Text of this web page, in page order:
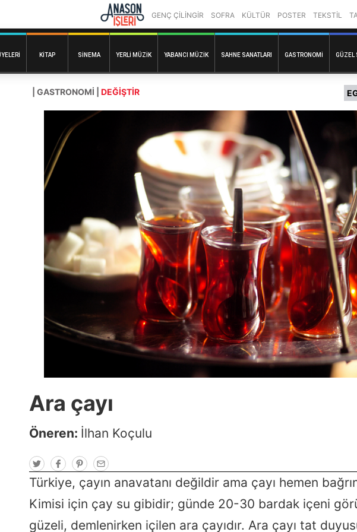
GENÇ ÇİLİNGİR SOFRA KÜLTÜR POSTER TEKSTİL
KITAP SINEMA YERLI MÜZIK YABANCI MÜZIK SAHNE SANATLARI GASTRONOMI GÜZEL
| GASTRONOMI | DEĞİŞTİR
Ara çayı
Öneren: İlhan Koçulu
T
w
i
t
e
F
a
c
e
o
k
P
i
n
t
r
s
t
E
m
a
i
Türkiye, çayın anavatanı değildir ama çayı hemen
Kimisi için çay su gibidir; günde 20-30 bardak içeni
güzeli, demlenirken içilen ara çayıdır. Ara çayı tat